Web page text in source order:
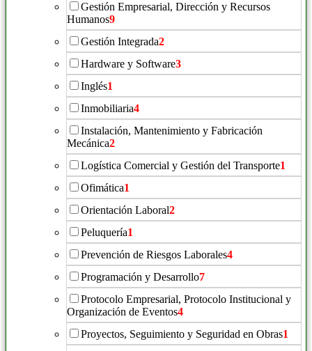
Gestión Empresarial, Dirección y Recursos
Humanos9
Gestión Integrada2
Hardware y Software3
Inglés1
Inmobiliaria4
Instalación, Mantenimiento y Fabricación
Mecánica2
Logística Comercial y Gestión del Transporte1
Ofimática1
Orientación Laboral2
Peluquería1
Prevención de Riesgos Laborales4
Programación y Desarrollo7
Protocolo Empresarial, Protocolo Institucional y
Organización de Eventos4
Proyectos, Seguimiento y Seguridad en Obras1